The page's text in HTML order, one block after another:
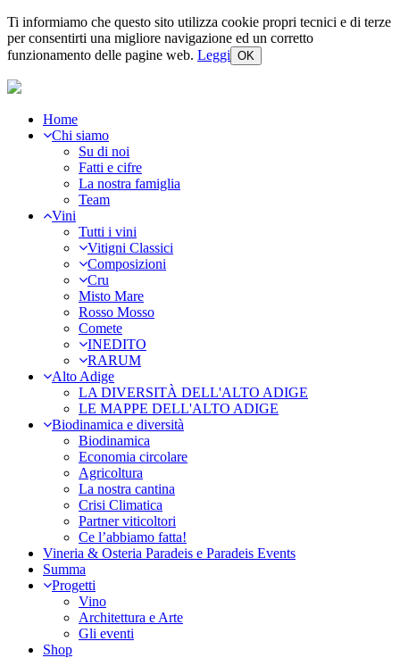
Ti informiamo che questo sito utilizza cookie propri tecnici e di terze
per consentirti una migliore navigazione ed un corretto
funzionamento delle pagine web. Leggi OK
Home
Chi siamo
Su di noi
Fatti e cifre
La nostra famiglia
Team
Vini
Tutti i vini
Vitigni Classici
Composizioni
Cru
Misto Mare
Rosso Mosso
Comete
INEDITO
RARUM
Alto Adige
LA DIVERSITÀ DELL'ALTO ADIGE
LE MAPPE DELL'ALTO ADIGE
Biodinamica e diversità
Biodinamica
Economia circolare
Agricoltura
La nostra cantina
Crisi Climatica
Partner viticoltori
Ce l’abbiamo fatta!
Vineria & Osteria Paradeis e Paradeis Events
Summa
Progetti
Vino
Architettura e Arte
Gli eventi
Shop